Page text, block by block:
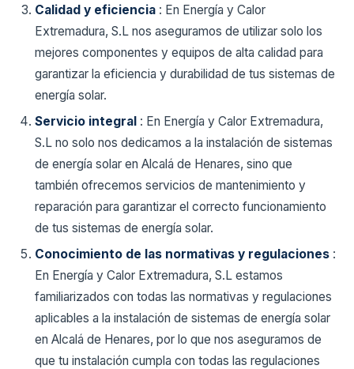
Calidad y eficiencia : En Energía y Calor
Extremadura, S.L nos aseguramos de utilizar solo los
mejores componentes y equipos de alta calidad para
garantizar la eficiencia y durabilidad de tus sistemas de
energía solar.
Servicio integral : En Energía y Calor Extremadura,
S.L no solo nos dedicamos a la instalación de sistemas
de energía solar en Alcalá de Henares, sino que
también ofrecemos servicios de mantenimiento y
reparación para garantizar el correcto funcionamiento
de tus sistemas de energía solar.
Conocimiento de las normativas y regulaciones :
En Energía y Calor Extremadura, S.L estamos
familiarizados con todas las normativas y regulaciones
aplicables a la instalación de sistemas de energía solar
en Alcalá de Henares, por lo que nos aseguramos de
que tu instalación cumpla con todas las regulaciones